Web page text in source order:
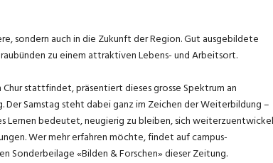
sondern auch in die Zukunft der Region. Gut ausgebildete
zu einem attraktiven Lebens- und Arbeitsort.
Chur stattfindet, präsentiert dieses grosse Spektrum an
Samstag steht dabei ganz im Zeichen der Weiterbildung –
Lernen bedeutet, neugierig zu bleiben, sich
Wer mehr erfahren möchte, findet auf campus-
Sonderbeilage «Bilden & Forschen» dieser Zeitung.